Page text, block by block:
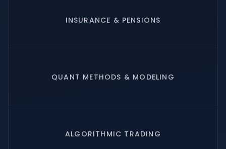
INSURANCE & PENSIONS
QUANT METHODS & MODELING
ALGORITHMIC TRADING